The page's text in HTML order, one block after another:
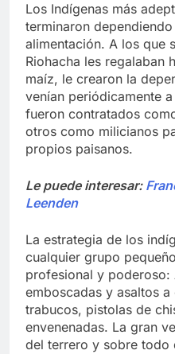
Los Indígenas más
terminaron
alimentación. A los que
Riohacha les regalaban
maíz, le crearon la
venían periódicamente
fueron contratados
otros como milicianos
propios paisanos.
Le puede interesar:
Leenden
La estrategia de los
cualquier grupo
profesional y poderoso:
emboscadas y asaltos a
trabucos, pistolas de
envenenadas. La gran
del terrero y sobre todo